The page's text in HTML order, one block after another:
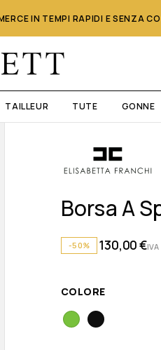
IN TEMPI RAPIDI E SENZA
TAILLEUR TUTE GONNE
Borsa A
-50% 130,00€
COLORE